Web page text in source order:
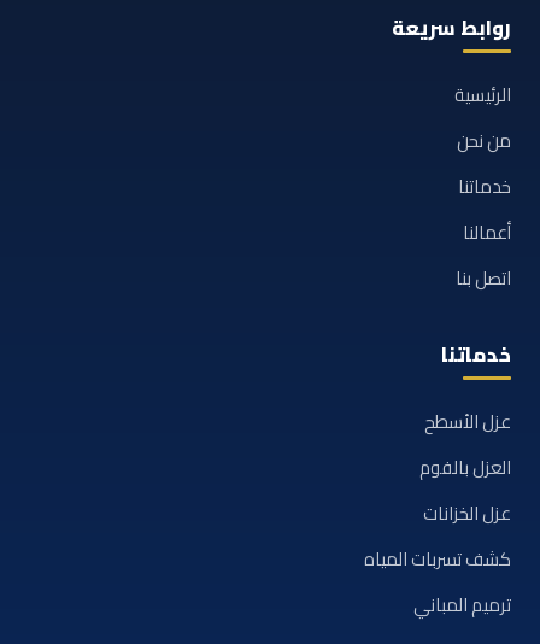
روابط سريعة
الرئيسية
من نحن
خدماتنا
أعمالنا
اتصل بنا
خدماتنا
عزل الأسطح
العزل بالفوم
عزل الخزانات
كشف تسربات المياه
ترميم المباني